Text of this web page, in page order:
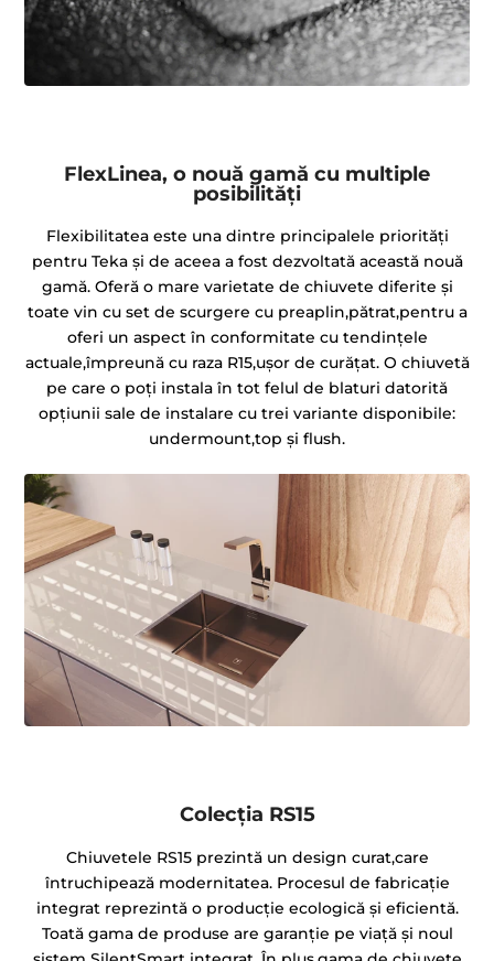
FlexLinea, o nouă gamă cu multiple
posibilități
Flexibilitatea este una dintre principalele priorități
pentru Teka și de aceea a fost dezvoltată această nouă
gamă. Oferă o mare varietate de chiuvete diferite și
toate vin cu set de scurgere cu preaplin,pătrat,pentru a
oferi un aspect în conformitate cu tendințele
actuale,împreună cu raza R15,uşor de curăţat. O chiuvetă
pe care o poți instala în tot felul de blaturi datorită
opțiunii sale de instalare cu trei variante disponibile:
undermount,top şi flush.
Colecția RS15
Chiuvetele RS15 prezintă un design curat,care
întruchipează modernitatea. Procesul de fabricație
integrat reprezintă o producție ecologică și eficientă.
Toată gama de produse are garanție pe viață și noul